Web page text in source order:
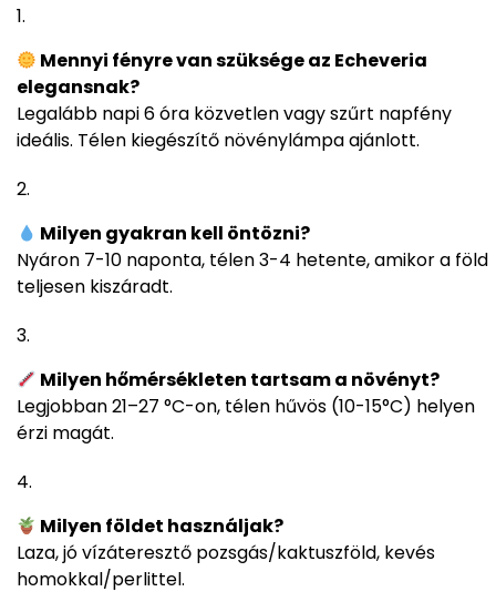
Mennyi fényre van szüksége az Echeveria
elegansnak?
Legalább napi 6 óra közvetlen vagy szűrt napfény
ideális. Télen kiegészítő növénylámpa ajánlott.
Milyen gyakran kell öntözni?
Nyáron 7-10 naponta, télen 3-4 hetente, amikor a föld
teljesen kiszáradt.
Milyen hőmérsékleten tartsam a növényt?
Legjobban 21–27 °C-on, télen hűvös (10-15°C) helyen
érzi magát.
Milyen földet használjak?
Laza, jó vízáteresztő pozsgás/kaktuszföld, kevés
homokkal/perlittel.